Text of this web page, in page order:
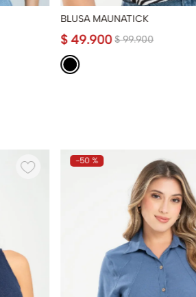
BLUSA MAUNATICK
$ 99.900
$ 49.900
-50 %